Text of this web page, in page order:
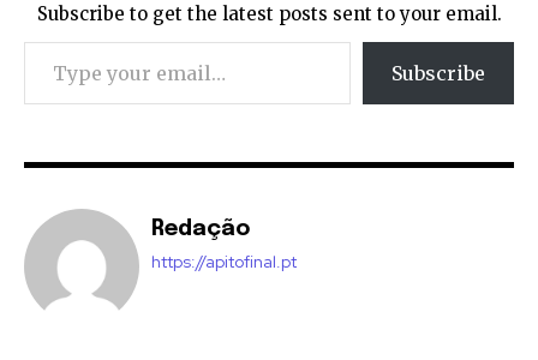
Subscribe to get the latest posts sent to your email.
Type your email…
Subscribe
Redação
https://apitofinal.pt